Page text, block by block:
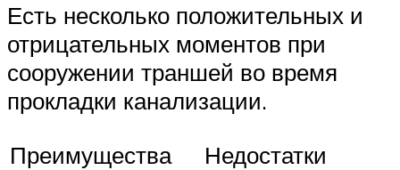
Есть несколько положительных и
отрицательных моментов при
сооружении траншей во время
прокладки канализации.
Преимущества
Недостатки